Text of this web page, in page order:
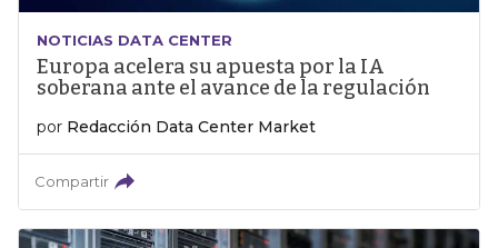
NOTICIAS DATA CENTER
Europa acelera su apuesta por la IA
soberana ante el avance de la regulación
por Redacción Data Center Market
Compartir